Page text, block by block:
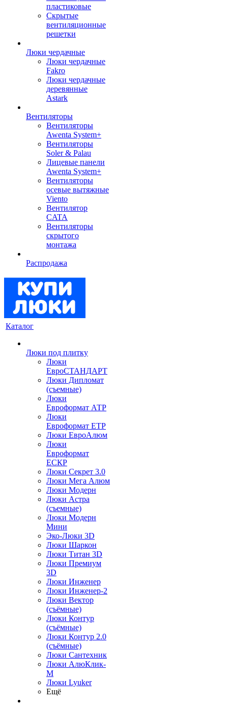
пластиковые
Скрытые
вентиляционные
решетки
Люки чердачные
Люки чердачные
Fakro
Люки чердачные
деревянные
Astark
Вентиляторы
Вентиляторы
Awenta System+
Вентиляторы
Soler & Palau
Лицевые панели
Awenta System+
Вентиляторы
осевые вытяжные
Viento
Вентилятор
CATA
Вентиляторы
скрытого
монтажа
Распродажа
Каталог
Люки под плитку
Люки
ЕвроСТАНДАРТ
Люки Дипломат
(съемные)
Люки
Евроформат АТР
Люки
Евроформат ЕТР
Люки ЕвроАлюм
Люки
Евроформат
ЕСКР
Люки Секрет 3.0
Люки Мега Алюм
Люки Модерн
Люки Астра
(съемные)
Люки Модерн
Мини
Эко-Люки 3D
Люки Шаркон
Люки Титан 3D
Люки Премиум
3D
Люки Инженер
Люки Инженер-2
Люки Вектор
(съёмные)
Люки Контур
(съёмные)
Люки Контур 2.0
(съёмные)
Люки Сантехник
Люки АлюКлик-
М
Люки Lyuker
Ещё